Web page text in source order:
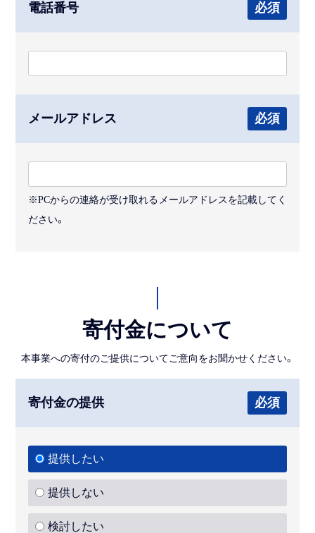
電話番号 必須
メールアドレス 必須
※PCからの連絡が受け取れるメールアドレスを記載してく
ださい。
寄付金について
本事業への寄付のご提供についてご意向をお聞かせください。
寄付金の提供 必須
提供したい
提供しない
検討したい